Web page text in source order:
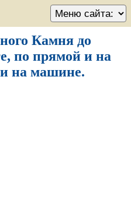
Камня до
по прямой и на
на машине.